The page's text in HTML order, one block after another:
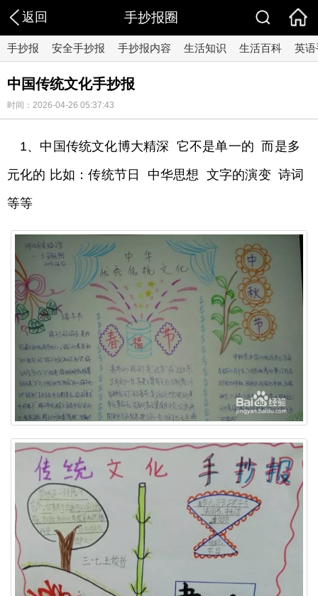
返回 手抄报圈
手抄报 安全手抄报 手抄报内容 生活知识 生活百科 英
中国传统文化手抄报
时间：2026-04-26 05:37:43
1、中国传统文化博大精深 它不是单一的 而是多
元化的 比如：传统节日 中华思想 文字的演变 诗词
等等